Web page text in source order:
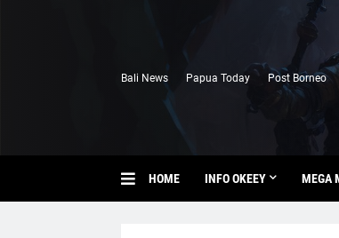
Bali News Papua Today Post Borneo
HOME INFO OKEEY MEGA